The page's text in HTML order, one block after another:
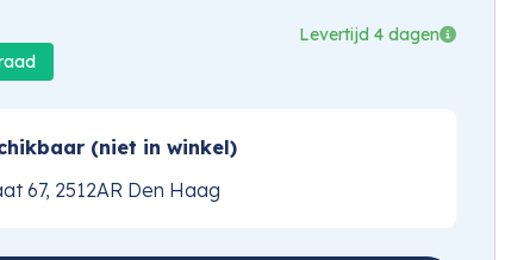
Levertijd 4 dagen
(niet in winkel)
67, 2512AR Den Haag